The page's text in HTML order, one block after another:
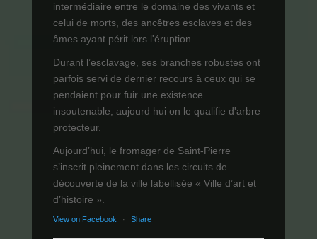
intermédiaire entre le domaine des vivants et
celui de morts, des ancêtres esclaves et des
âmes ayant périt lors l'éruption.
Durant l’esclavage, ses branches robustes ont
parfois servi de dernier recours à ceux qui se
pendaient pour fuir une existence
insoutenable, aujourd hui on le qualifie d'arbre
protecteur.
Aujourd’hui, le fromager de Saint-Pierre
s’inscrit pleinement dans les circuits de
découverte de la ville labellisée « Ville d’art et
d’histoire ».
View on Facebook · Share